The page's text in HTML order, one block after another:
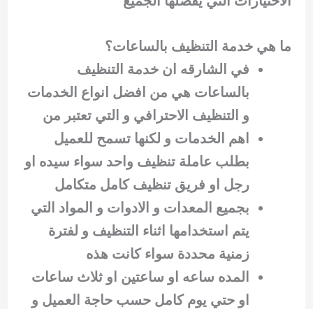
ما هي خدمة التنظيف بالساعات؟
في الشارقه ان خدمة التنظيف
بالساعات هي من افضل انواع الخدمات
و التنظيف الاحترافي و التي تعتبر من
اهم الخدمات و لكنها تسمح للعميل
بطلب عاملة تنظيف واحد سواء سيده او
رجل او فريق تنظيف كامل متكامل
بجميع المعدات و الادوات و المواد التي
يتم استخدامها اثناء التنظيف و لفترة
زمنية محددة سواء كانت هذه
المده ساعه او ساعتين او ثلاث ساعات
او حتي يوم كامل حسب حاجة العميل و